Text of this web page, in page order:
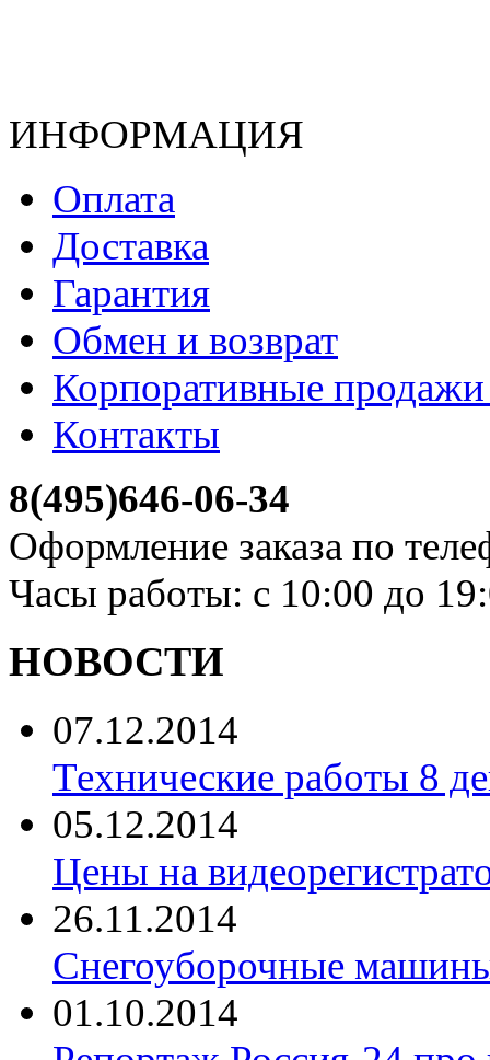
ИНФОРМАЦИЯ
Оплата
Доставка
Гарантия
Обмен и возврат
Корпоративные
Контакты
8(495)646-06-34
Оформление заказа по
Часы работы: с 10:00 до
НОВОСТИ
07.12.2014
Технические работы 8
05.12.2014
Цены на
26.11.2014
Снегоуборочные машины
01.10.2014